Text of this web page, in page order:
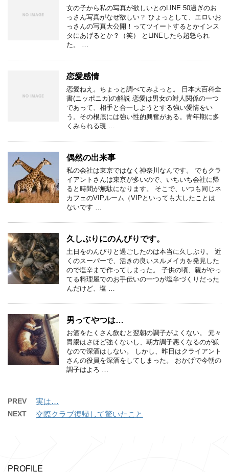
女の子から私の写真が欲しいとのLINE 50過ぎのお
っさん写真がなぜ欲しい？ ひょっとして、エロいお
っさんの写真大公開！ってツイートするとかインス
タにあげるとか？（笑） とLINEしたら超怒られ
た。 …
恋愛感情
恋愛ねえ。ちょっと調べてみよっと。 日本大百科全
書(ニッポニカ)の解説 恋愛は男女の対人関係の一つ
であって、相手と合一しようとする強い愛情をい
う。その根底には強い性的興奮がある。青年期に多
くみられる現 …
偶然の出来事
私の会社は東京ではなく神奈川なんです。 でもクラ
イアントさんは東京が多いので、いちいち会社に帰
ると時間が無駄になります。 そこで、いつも同じネ
カフェのVIPルーム（VIPといっても大したことは
ないです …
久しぶりにのんびりです。
土日をのんびりと過ごしたのは本当に久しぶり。 近
くのスーパーで、活きの良いスルメイカを発見した
ので塩辛まで作ってしまった。 子供の頃、親がやっ
てる料理屋でのお手伝いの一つが塩辛づくりだった
んだけど、塩 …
男ってやつは…
お酒をたくさん飲むと翌朝の調子がよくない。 元々
胃腸はさほど強くないし、朝方調子悪くなるのが嫌
なので深酒はしない。 しかし、昨日はクライアント
さんの役員を深酒をしてしまった。 おかげで今朝の
調子はよろ …
PREV 実は…
NEXT 交際クラブ復帰して驚いたこと
PROFILE